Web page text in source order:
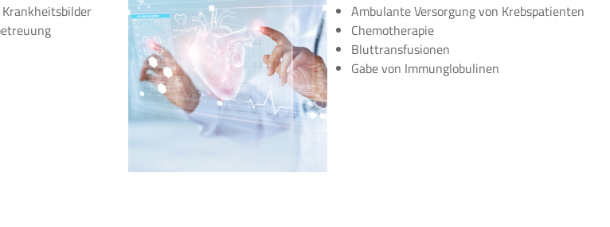
Ambulante Versorgung von Krebspatienten
Chemotherapie
Bluttransfusionen
Gabe von Immunglobulinen